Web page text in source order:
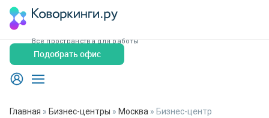
Все пространства для работы
Подобрать офис
Главная » Бизнес-центры » Москва » Бизнес-центр